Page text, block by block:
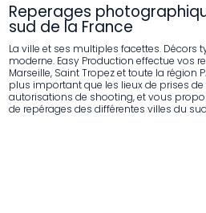
Reperages
sud de la France
La ville et ses multiples facettes. Décors
moderne. Easy Production effectue vos
Marseille, Saint Tropez et toute la région
plus important que les lieux de prises
autorisations de shooting, et vous
de repérages des différentes villes du